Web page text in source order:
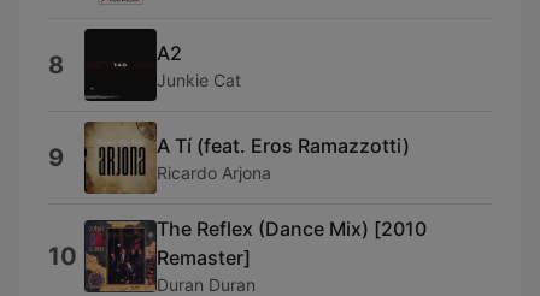
8 A2
Junkie Cat
9 A Tí (feat. Eros Ramazzotti)
Ricardo Arjona
10
The Reflex (Dance Mix) [2010
Remaster]
Duran Duran